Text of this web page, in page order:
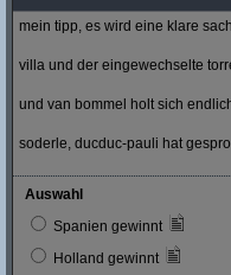
mein tipp, es wird eine klare
villa und der eingewechselte
und van bommel holt sich
soderle, ducduc-pauli hat
Auswahl
Spanien gewinnt
Holland gewinnt